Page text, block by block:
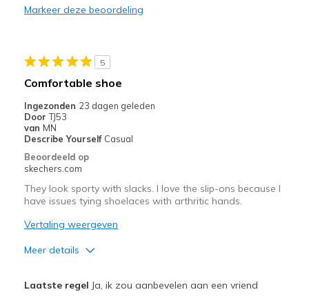
Casual Wear
Width
Sizing
Feels true to size
View On Shoes
Markeer deze beoordeling
5
Comfortable shoe
Ingezonden 23 dagen geleden
Door TJ53
van MN
Describe Yourself Casual
Beoordeeld op
skechers.com
They look sporty with slacks. I love the slip-ons because I
have issues tying shoelaces with arthritic hands.
Vertaling weergeven
Meer details
Laatste regel Ja, ik zou aanbevelen aan een vriend